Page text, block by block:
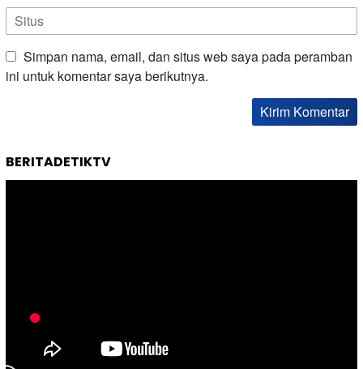
Simpan nama, email, dan situs web saya pada peramban
ini untuk komentar saya berikutnya.
BERITADETIKTV